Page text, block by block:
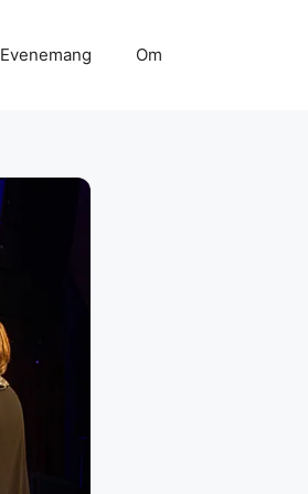
Evenemang Om